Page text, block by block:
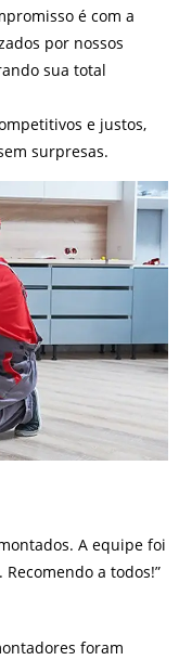
é com a
por nossos
sua total
e justos,
surpresas.
A equipe foi
a todos!”
foram